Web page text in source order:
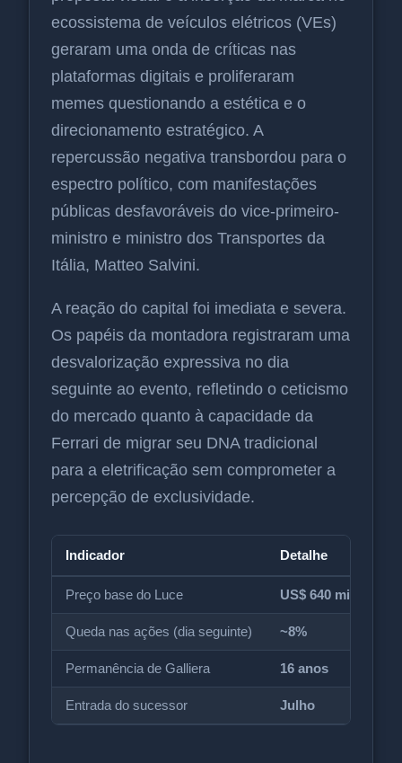
ecossistema de veículos elétricos (VEs)
geraram uma onda de críticas nas
plataformas digitais e proliferaram
memes questionando a estética e o
direcionamento estratégico. A
repercussão negativa transbordou para o
espectro político, com manifestações
públicas desfavoráveis do vice-primeiro-
ministro e ministro dos Transportes da
Itália, Matteo Salvini.
A reação do capital foi imediata e severa.
Os papéis da montadora registraram uma
desvalorização expressiva no dia
seguinte ao evento, refletindo o ceticismo
do mercado quanto à capacidade da
Ferrari de migrar seu DNA tradicional
para a eletrificação sem comprometer a
percepção de exclusividade.
Indicador Detalhe
Preço base do Luce US$ 640 mil
Queda nas ações (dia seguinte) ~8%
Permanência de Galliera 16 anos
Entrada do sucessor Julho